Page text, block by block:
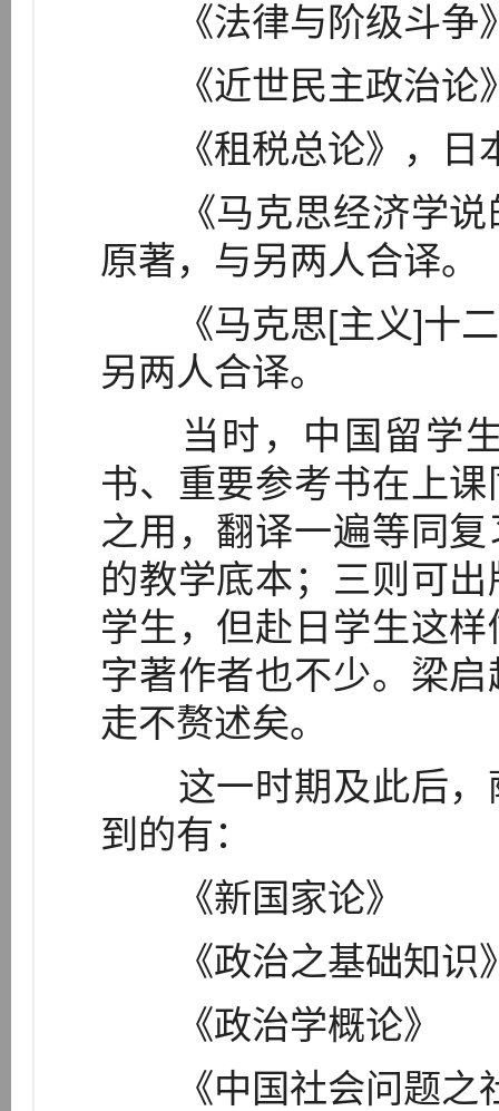
《法律与阶级斗争
《近世民主政治论
《租税总论》，日
《马克思经济学说
原著，与另两人合译。
《马克思[主义]十二
另两人合译。
当时，中国留学生
书、重要参考书在上
之用，翻译一遍等同
的教学底本；三则可
学生，但赴日学生这
字著作者也不少。梁
走不赘述矣。
这一时期及此后，
到的有：
《新国家论》
《政治之基础知识
《政治学概论》
《中国社会问题之